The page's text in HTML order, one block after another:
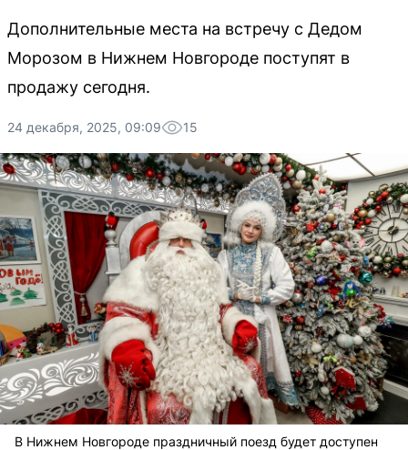
Дополнительные места на встречу с Дедом
Морозом в Нижнем Новгороде поступят в
продажу сегодня.
24 декабря, 2025, 09:09 15
В Нижнем Новгороде праздничный поезд будет доступен